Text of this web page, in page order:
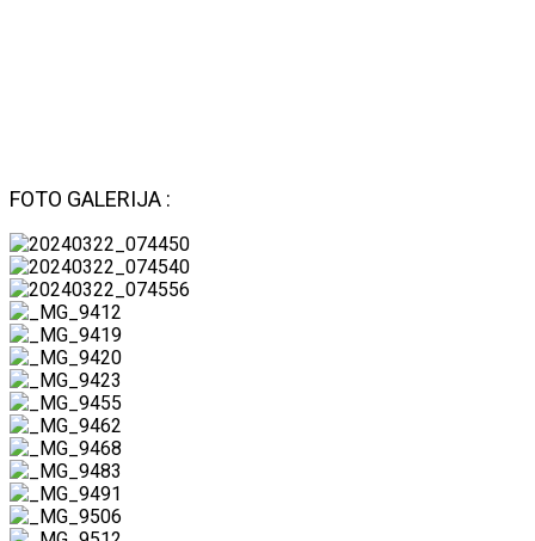
FOTO GALERIJA :